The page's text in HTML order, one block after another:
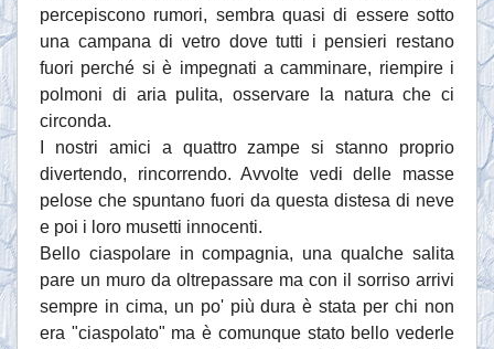
percepiscono rumori, sembra quasi di essere sotto
una campana di vetro dove tutti i pensieri restano
fuori perché si è impegnati a camminare, riempire i
polmoni di aria pulita, osservare la natura che ci
circonda.
I nostri amici a quattro zampe si stanno proprio
divertendo, rincorrendo. Avvolte vedi delle masse
pelose che spuntano fuori da questa distesa di neve
e poi i loro musetti innocenti.
Bello ciaspolare in compagnia, una qualche salita
pare un muro da oltrepassare ma con il sorriso arrivi
sempre in cima, un po' più dura è stata per chi non
era "ciaspolato" ma è comunque stato bello vederle